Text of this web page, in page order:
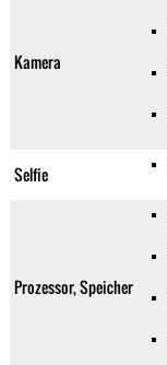
Kamera
Selfie
Prozessor, Speicher